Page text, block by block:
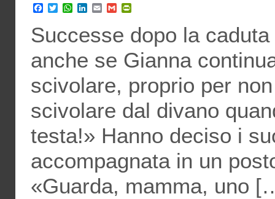
Facebook
TwitterWhatsApp
LinkedIn
EmailGmail
Successe dopo la
anche se Gianna
scivolare, proprio per
scivolare dal divano
testa!» Hanno deciso i
accompagnata in un
«Guarda, mamma, uno